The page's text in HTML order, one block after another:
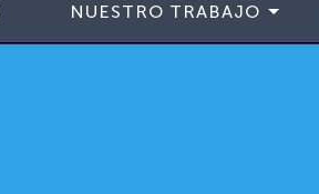
NUESTRO TRABAJO